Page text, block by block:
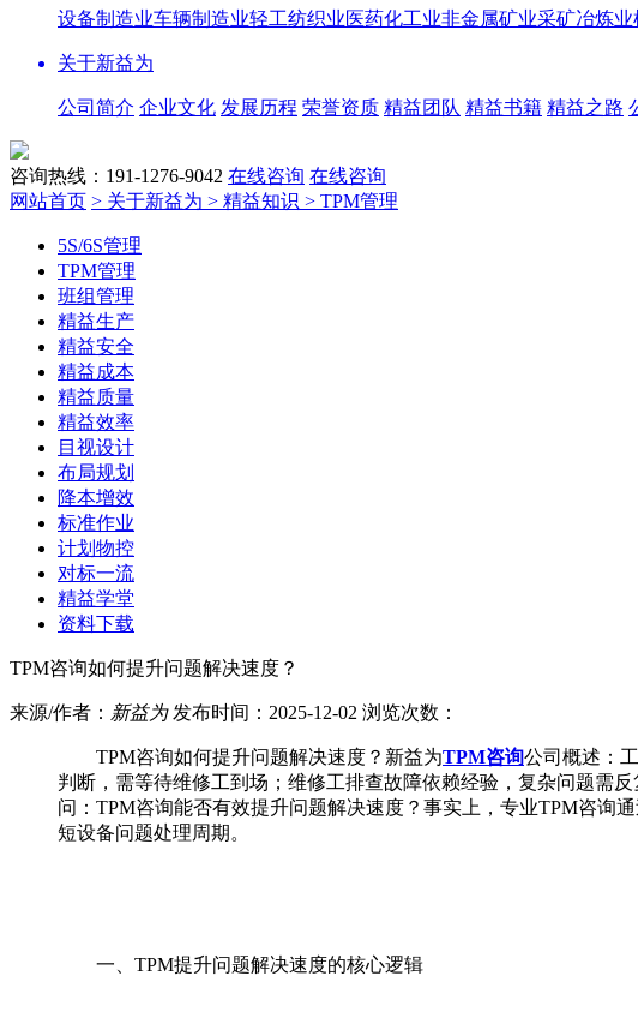
设备制造业车辆制造业轻工纺织业医药化工业非金属矿业采矿冶炼业
关于新益为
公司简介 企业文化 发展历程 荣誉资质 精益团队 精益书籍 精益之路
咨询热线：191-1276-9042 在线咨询 在线咨询
网站首页 > 关于新益为 > 精益知识 > TPM管理
5S/6S管理
TPM管理
班组管理
精益生产
精益安全
精益成本
精益质量
精益效率
目视设计
布局规划
降本增效
标准作业
计划物控
对标一流
精益学堂
资料下载
TPM咨询如何提升问题解决速度？
来源/作者： 新益为发布时间：2025-12-02 浏览次数：
TPM咨询如何提升问题解决速度？新益为TPM咨询公司概述：
判断，需等待维修工到场；维修工排查故障依赖经验，复杂问题需
问：TPM咨询能否有效提升问题解决速度？事实上，专业TPM咨询
短设备问题处理周期。
一、TPM提升问题解决速度的核心逻辑